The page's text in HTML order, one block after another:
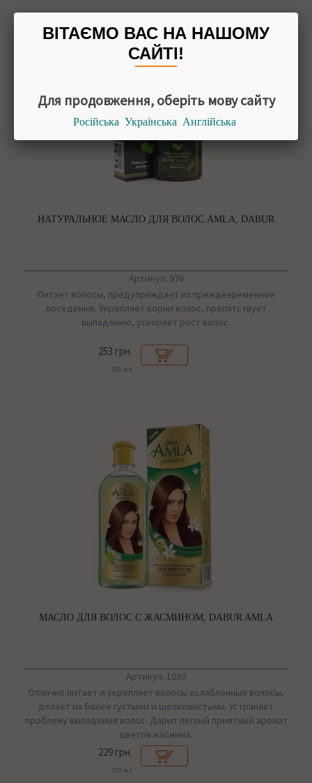
НАТУРАЛЬНОЕ МАСЛО ДЛЯ ВОЛОС AMLA, DABUR
Артикул: 976
Питает волосы, предупреждает их преждевременное
поседение. Укрепляет корни волос, препятствует
выпадению, ускоряет рост волос.
253 грн.
200 мл
МАСЛО ДЛЯ ВОЛОС С ЖАСМИНОМ, DABUR AMLA
Артикул: 1030
Отлично питает и укрепляет волосы ослабленные волосы,
делает их более густыми и шелковистыми. Устраняет
проблему выпадения волоc. Дарит легкий приятный аромат
цветов жасмина.
229 грн.
200 мл
ВІТАЄМО ВАС НА НАШОМУ
САЙТІ!
Для продовження, оберіть мову сайту
Російська Українська Англійська